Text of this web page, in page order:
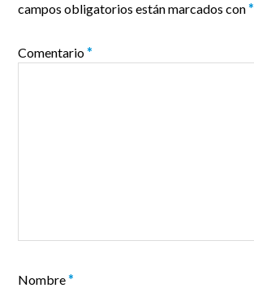
campos obligatorios están marcados con*
Comentario*
Nombre*